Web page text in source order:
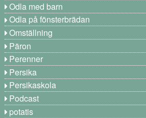
Odla med barn
Odla på fönsterbrädan
Omställning
Päron
Perenner
Persika
Persikaskola
Podcast
potatis